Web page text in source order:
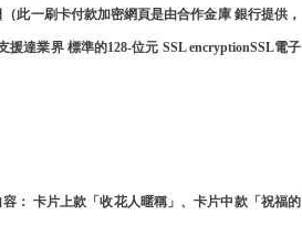
此一刷卡付款加密網頁是由合作金庫 銀行提供，
達業界 標準的128-位元 SSL encryptionSSL電子
： 卡片上款「收花人暱稱」、卡片中款「祝福的